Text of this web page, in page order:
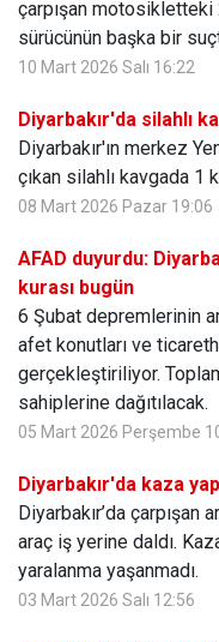
çarpışan motosikletteki
sürücünün başka bir
10 Mart 2026 Salı 16:22
Diyarbakır'da silahlı
Diyarbakır'ın merkez
çıkan silahlı kavgada 1
08 Mart 2026 Pazar 19:06
AFAD duyurdu:
kurası bugün
6 Şubat depremlerinin
afet konutları ve
gerçekleştiriliyor.
sahiplerine dağıtılacak.
05 Mart 2026 Perşembe
Diyarbakır'da kaza
Diyarbakır’da çarpışan
araç iş yerine daldı.
yaralanma yaşanmadı.
03 Mart 2026 Salı 12:56